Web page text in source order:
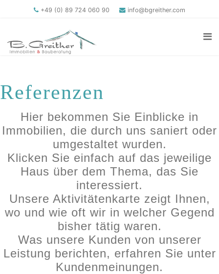
+49 (0) 89 724 060 90 info@bgreither.com
Referenzen
Hier bekommen Sie Einblicke in
Immobilien, die durch uns saniert oder
umgestaltet wurden.
Klicken Sie einfach auf das jeweilige
Haus über dem Thema, das Sie
interessiert.
Unsere Aktivitätenkarte zeigt Ihnen,
wo und wie oft wir in welcher Gegend
bisher tätig waren.
Was unsere Kunden von unserer
Leistung berichten, erfahren Sie unter
Kundenmeinungen.